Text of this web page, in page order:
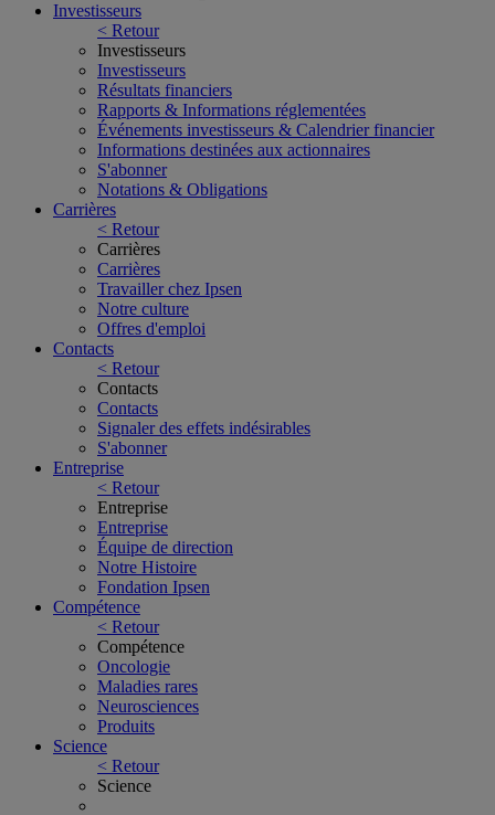
Investisseurs
< Retour
Investisseurs
Investisseurs
Résultats financiers
Rapports & Informations réglementées
Événements investisseurs & Calendrier financier
Informations destinées aux actionnaires
S'abonner
Notations & Obligations
Carrières
< Retour
Carrières
Carrières
Travailler chez Ipsen
Notre culture
Offres d'emploi
Contacts
< Retour
Contacts
Contacts
Signaler des effets indésirables
S'abonner
Entreprise
< Retour
Entreprise
Entreprise
Équipe de direction
Notre Histoire
Fondation Ipsen
Compétence
< Retour
Compétence
Oncologie
Maladies rares
Neurosciences
Produits
Science
< Retour
Science